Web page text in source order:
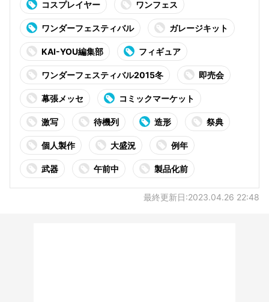
コスプレイヤー ワンフェス
ワンダーフェスティバル ガレージキット
KAI-YOU編集部 フィギュア
ワンダーフェスティバル2015冬 即売会
幕張メッセ コミックマーケット
激写 待機列 造形 祭典
個人製作 大盛況 例年
武器 午前中 製品化前
最終更新日:2023.04.26 22:48